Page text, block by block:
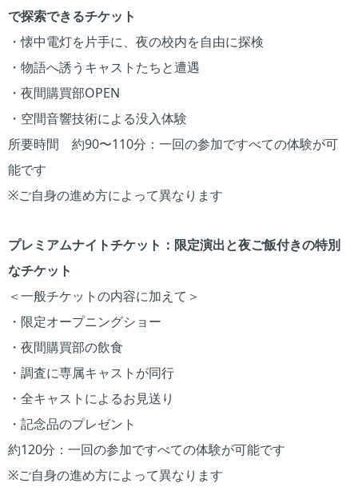
で探索できるチケット
・懐中電灯を片手に、夜の校内を自由に探検
・物語へ誘うキャストたちと遭遇
・夜間購買部OPEN
・空間音響技術による没入体験
所要時間 約90〜110分：一回の参加ですべての体験が可
能です
※ご自身の進め方によって異なります
プレミアムナイトチケット：限定演出と夜ご飯付きの特別
なチケット
＜一般チケットの内容に加えて＞
・限定オープニングショー
・夜間購買部の飲食
・調査に専属キャストが同行
・全キャストによるお見送り
・記念品のプレゼント
約120分：一回の参加ですべての体験が可能です
※ご自身の進め方によって異なります